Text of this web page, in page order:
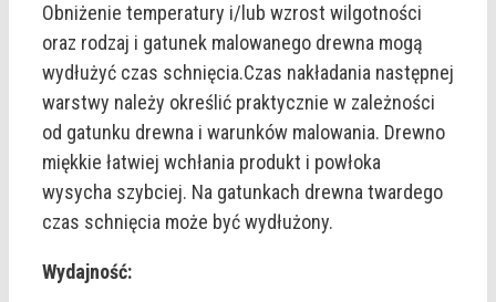
Obniżenie temperatury i/lub wzrost wilgotności
oraz rodzaj i gatunek malowanego drewna mogą
wydłużyć czas schnięcia.Czas nakładania następnej
warstwy należy określić praktycznie w zależności
od gatunku drewna i warunków malowania. Drewno
miękkie łatwiej wchłania produkt i powłoka
wysycha szybciej. Na gatunkach drewna twardego
czas schnięcia może być wydłużony.
Wydajność: